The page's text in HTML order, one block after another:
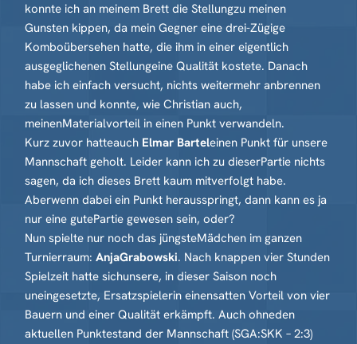
konnte ich an meinem Brett die Stellungzu meinen
Gunsten kippen, da mein Gegner eine drei-Zügige
Komboübersehen hatte, die ihm in einer eigentlich
ausgeglichenen Stellungeine Qualität kostete. Danach
habe ich einfach versucht, nichts weitermehr anbrennen
zu lassen und konnte, wie Christian auch,
meinenMaterialvorteil in einen Punkt verwandeln.
Kurz zuvor hatteauch Elmar Barteleinen Punkt für unsere
Mannschaft geholt. Leider kann ich zu dieserPartie nichts
sagen, da ich dieses Brett kaum mitverfolgt habe.
Aberwenn dabei ein Punkt herausspringt, dann kann es ja
nur eine gutePartie gewesen sein, oder?
Nun spielte nur noch das jüngsteMädchen im ganzen
Turnierraum: AnjaGrabowski. Nach knappen vier Stunden
Spielzeit hatte sichunsere, in dieser Saison noch
uneingesetzte, Ersatzspielerin einensatten Vorteil von vier
Bauern und einer Qualität erkämpft. Auch ohneden
aktuellen Punktestand der Mannschaft (SGA:SKK – 2:3)